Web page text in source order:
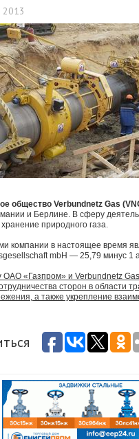
2013
общество Verbundnetz Gas
и Берлине. В сферу
природного газа.
компании в настоящее время
mbH — 25,79 минус 1
ОАО «Газпром» и Verbundnetz
сторон в области
а также укрепление